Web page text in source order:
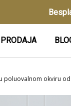
PRODAJA
okviru od